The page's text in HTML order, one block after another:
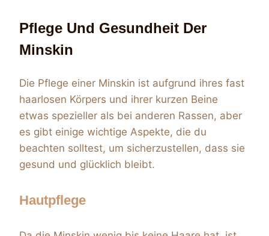
Pflege Und Gesundheit Der
Minskin
Die Pflege einer Minskin ist aufgrund ihres fast
haarlosen Körpers und ihrer kurzen Beine
etwas spezieller als bei anderen Rassen, aber
es gibt einige wichtige Aspekte, die du
beachten solltest, um sicherzustellen, dass sie
gesund und glücklich bleibt.
Hautpflege